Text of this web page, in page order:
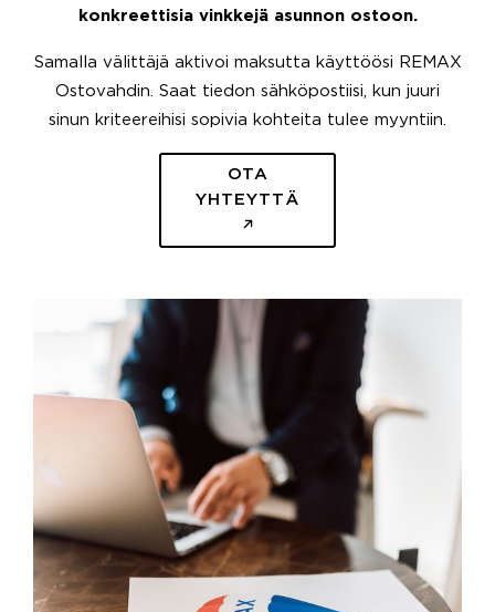
konkreettisia vinkkejä asunnon ostoon.
Samalla välittäjä aktivoi maksutta käyttöösi REMAX
Ostovahdin. Saat tiedon sähköpostiisi, kun juuri
sinun kriteereihisi sopivia kohteita tulee myyntiin.
OTA
YHTEYTTÄ